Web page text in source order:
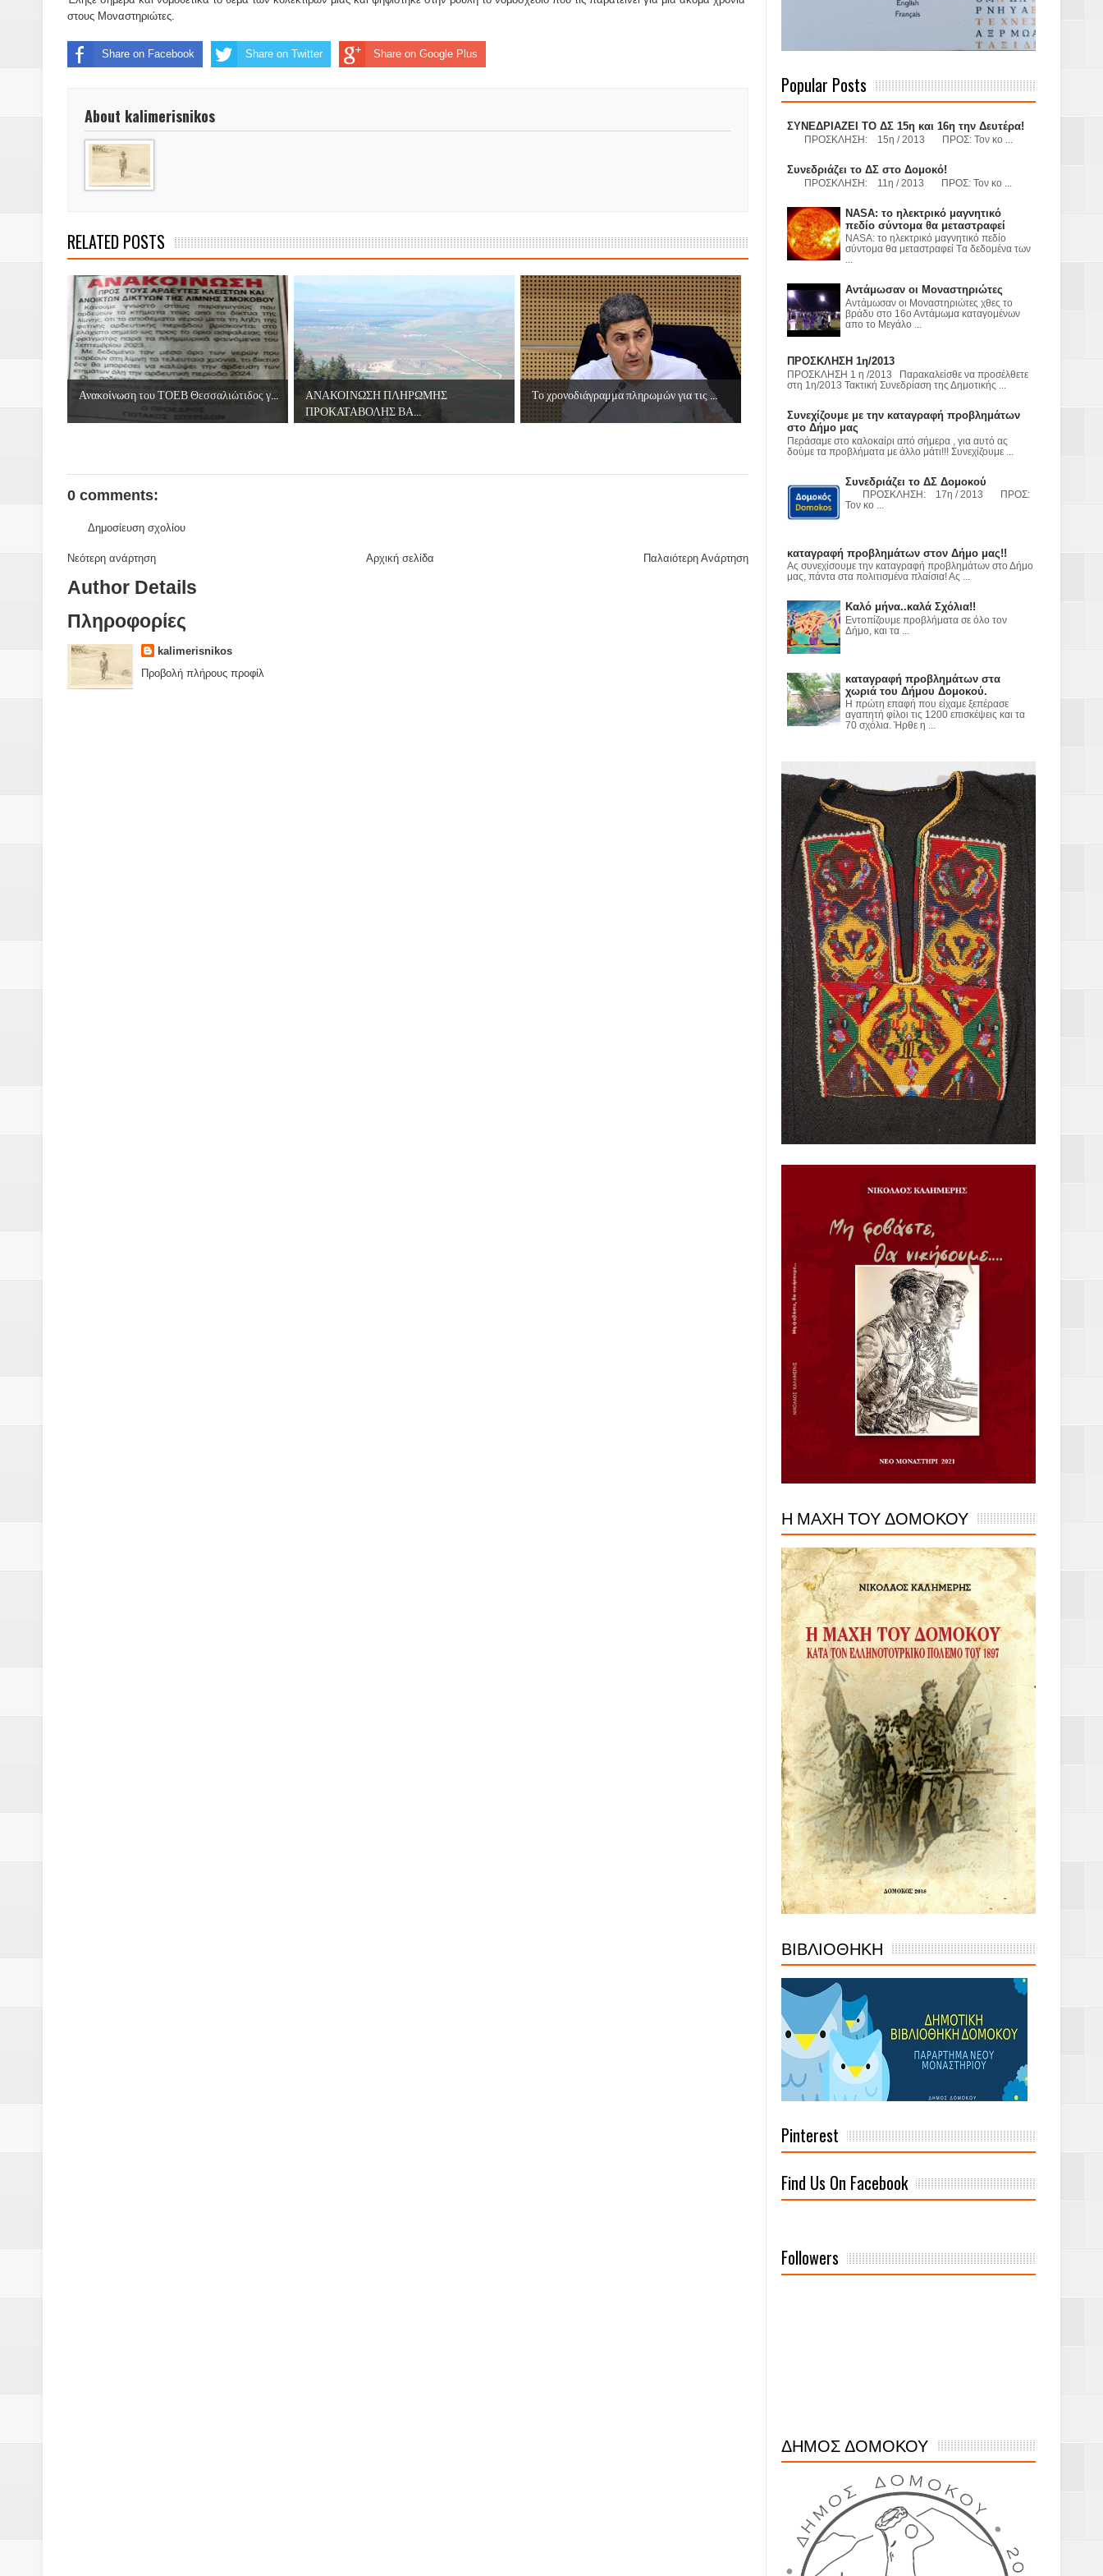
Δύο νέα μηχανήμτα στο Δήμο Δομοκού.
ΝΟΕΜΒΡΙΟΣ 1943 80 χρόνια από το κάψιμο των χωριών της Λίμνης Πλαστήρα από Ιταλούς και Γερμανούς
Αδελφές Αλεξανδρή: Οι τρίδυμες Ελληνίδες με ρίζες απο τον Δομοκό που κυριαρχούν στο Παγκόσμιο
Ξεκινούν οι αιτήσεις συμμετοχής στο Διαγωνισμό Ιδεών - Hackathon που διοργανώνει η ΑΝ.ΚΑ Α.Ε. με σκοπό
ανθεκτικότητας έναντι των επιπτώσεων της κλιματικής αλλαγής
Συνεδριάζει η οικονομική επιτροπή του Δήμου Δομοκού
ΠΡΟΚΗΡΥΞΗ ΑΝΟΙΚΤΟΥ ΗΛΕΚΤΡΟΝΙΚΟΥ ΔΙΑΓΩΝΙΣΜΟΥ «ΛΕΙΤΟΥΡΓΙΑ ΒΙΟΚΑ ΧΥΤΑ ΔΟΜΟΚΟΥ– ΧΥΤΑ»
Βάιος Γκανής Δομοκός : Δύο μήνες μετά τις πλημμύρες και κινδυνεύουμε να ξαναπλημμυρίσουμε
Επικύρωση των αποτελεσμάτων των δημοτικών εκλογών που έλαβαν χώρα την 8η Οκτωβρίου 2023
Νεομοναστηριώτικα ...Λαϊκή Μαντεία και έθιμα που χάνονται στον καιρό…
Βίντεο του Εφηβικού τμήματος του Επιμορφωτικού στο Λεοντάρι!
στους Μοναστηριώτες.
Share on Facebook Share on Twitter Share on Google Plus
About kalimerisnikos
RELATED POSTS
Ανακοίνωση του ΤΟΕΒ Θεσσαλιώτιδος γ...
ΑΝΑΚΟΙΝΩΣΗ ΠΛΗΡΩΜΗΣ
ΠΡΟΚΑΤΑΒΟΛΗΣ ΒΑ...
Το χρονοδιάγραμμα πληρωμών για τις ...
0 comments:
Δημοσίευση σχολίου
Νεότερη ανάρτηση Παλαιότερη Ανάρτηση
Αρχική σελίδα
Author Details
Πληροφορίες
kalimerisnikos
Προβολή πλήρους προφίλ
Popular Posts
ΣΥΝΕΔΡΙΑΖΕΙ ΤΟ ΔΣ 15η και 16η την Δευτέρα!
ΠΡΟΣΚΛΗΣΗ: 15η / 2013 ΠΡΟΣ: Τον κο ...
Συνεδριάζει το ΔΣ στο Δομοκό!
ΠΡΟΣΚΛΗΣΗ: 11η / 2013 ΠΡΟΣ: Τον κο ...
NASA: το ηλεκτρικό μαγνητικό
πεδίο σύντομα θα μεταστραφεί
NASA: το ηλεκτρικό μαγνητικό πεδίο
σύντομα θα μεταστραφεί Tα δεδομένα των
Αντάμωσαν οι Μοναστηριώτες
Αντάμωσαν οι Μοναστηριώτες χθες το
βράδυ στο 16ο Αντάμωμα καταγομένων
απο το Μεγάλο ...
ΠΡΟΣΚΛΗΣΗ 1η/2013
ΠΡΟΣΚΛΗΣΗ 1 η /2013 Παρακαλείσθε να προσέλθετε
στη 1η/2013 Τακτική Συνεδρίαση της Δημοτικής ...
Συνεχίζουμε με την καταγραφή προβλημάτων
στο Δήμο μας
Περάσαμε στο καλοκαίρι από σήμερα , για αυτό ας
δούμε τα προβλήματα με άλλο μάτι!!! Συνεχίζουμε ...
Συνεδριάζει το ΔΣ Δομοκού
ΠΡΟΣΚΛΗΣΗ: 17η / 2013 ΠΡΟΣ:
Τον κο ...
καταγραφή προβλημάτων στον Δήμο μας!!
Ας συνεχίσουμε την καταγραφή προβλημάτων στο Δήμο
μας, πάντα στα πολιτισμένα πλαίσια! Ας ...
Καλό μήνα..καλά Σχόλια!!
Εντοπίζουμε προβλήματα σε όλο τον
Δήμο, και τα ...
καταγραφή προβλημάτων στα
χωριά του Δήμου Δομοκού.
Η πρώτη επαφή που είχαμε ξεπέρασε
αγαπητή φίλοι τις 1200 επισκέψεις και τα
70 σχόλια. Ήρθε η ...
Η ΜΑΧΗ ΤΟΥ ΔΟΜΟΚΟΥ
ΒΙΒΛΙΟΘΗΚΗ
Pinterest
Find Us On Facebook
Followers
ΔΗΜΟΣ ΔΟΜΟΚΟΥ